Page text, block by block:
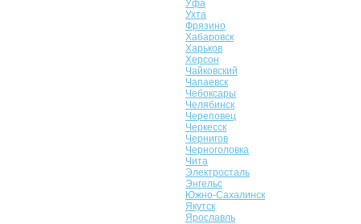
Уфа
Ухта
Фрязино
Хабаровск
Харьков
Херсон
Чайковский
Чапаевск
Чебоксары
Челябинск
Череповец
Черкесск
Чернигов
Черноголовка
Чита
Электросталь
Энгельс
Южно-Сахалинск
Якутск
Ярославль